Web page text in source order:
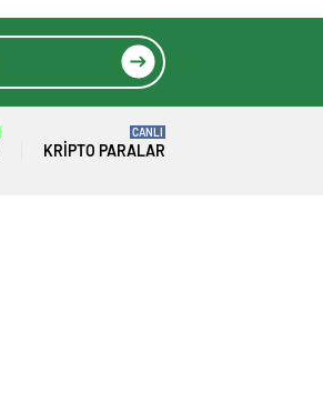
KRIPTO PARALAR
CANLI